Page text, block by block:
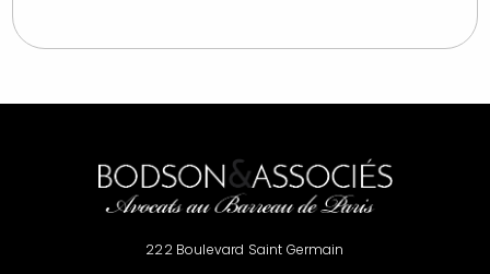
222 Boulevard Saint Germain